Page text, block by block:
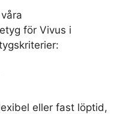
för Vivus i
eller fast löptid,